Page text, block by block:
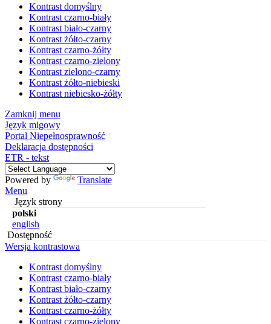
Kontrast domyślny
Kontrast czarno-biały
Kontrast biało-czarny
Kontrast żółto-czarny
Kontrast czarno-żółty
Kontrast czarno-zielony
Kontrast zielono-czarny
Kontrast żółto-niebieski
Kontrast niebiesko-żółty
Zamknij menu
Język migowy
Portal Niepełnosprawność
Deklaracja dostępności
ETR - tekst
Powered by
Translate
Menu
Język strony
polski
english
Dostępność
Wersja kontrastowa
Kontrast domyślny
Kontrast czarno-biały
Kontrast biało-czarny
Kontrast żółto-czarny
Kontrast czarno-żółty
Kontrast czarno-zielony